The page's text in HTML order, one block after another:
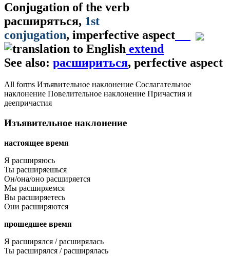
Conjugation of the verb
расширяться, 1st
conjugation, imperfective aspect
extend
See also: расшириться, perfective aspect
All forms Изъявительное наклонение Сослагательное
наклонение Повелительное наклонение Причастия и
деепричастия
Изъявительное наклонение
настоящее время
Я расширяюсь
Ты расширяешься
Он/она/оно расширяется
Мы расширяемся
Вы расширяетесь
Они расширяются
прошедшее время
Я расширялся / расширялась
Ты расширялся / расширялась